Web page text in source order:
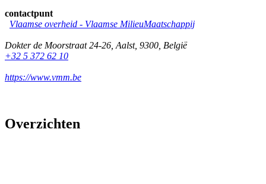
contactpunt
Vlaamse overheid - Vlaamse MilieuMaatschappij
Dokter de Moorstraat 24-26 Aalst, 9300 België
+32 5 372 62 10
https://www.vmm.be
Overzichten